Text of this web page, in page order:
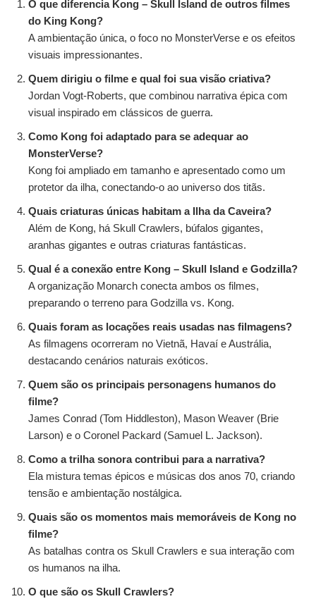
O que diferencia Kong – Skull Island de outros filmes
do King Kong?
A ambientação única, o foco no MonsterVerse e os efeitos
visuais impressionantes.
Quem dirigiu o filme e qual foi sua visão criativa?
Jordan Vogt-Roberts, que combinou narrativa épica com
visual inspirado em clássicos de guerra.
Como Kong foi adaptado para se adequar ao
MonsterVerse?
Kong foi ampliado em tamanho e apresentado como um
protetor da ilha, conectando-o ao universo dos titãs.
Quais criaturas únicas habitam a Ilha da Caveira?
Além de Kong, há Skull Crawlers, búfalos gigantes,
aranhas gigantes e outras criaturas fantásticas.
Qual é a conexão entre Kong – Skull Island e Godzilla?
A organização Monarch conecta ambos os filmes,
preparando o terreno para Godzilla vs. Kong.
Quais foram as locações reais usadas nas filmagens?
As filmagens ocorreram no Vietnã, Havaí e Austrália,
destacando cenários naturais exóticos.
Quem são os principais personagens humanos do
filme?
James Conrad (Tom Hiddleston), Mason Weaver (Brie
Larson) e o Coronel Packard (Samuel L. Jackson).
Como a trilha sonora contribui para a narrativa?
Ela mistura temas épicos e músicas dos anos 70, criando
tensão e ambientação nostálgica.
Quais são os momentos mais memoráveis de Kong no
filme?
As batalhas contra os Skull Crawlers e sua interação com
os humanos na ilha.
O que são os Skull Crawlers?